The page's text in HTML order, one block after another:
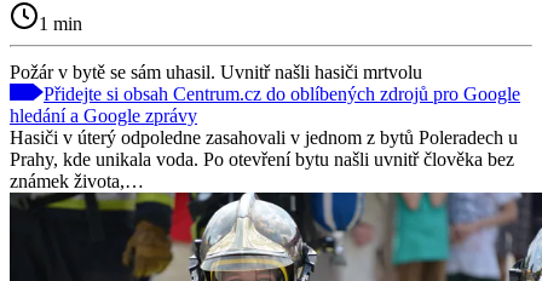
1 min
Požár v bytě se sám uhasil. Uvnitř našli hasiči mrtvolu
Přidejte si obsah Centrum.cz do oblíbených zdrojů pro Google
hledání a Google zprávy
Hasiči v úterý odpoledne zasahovali v jednom z bytů Poleradech u
Prahy, kde unikala voda. Po otevření bytu našli uvnitř člověka bez
známek života,…